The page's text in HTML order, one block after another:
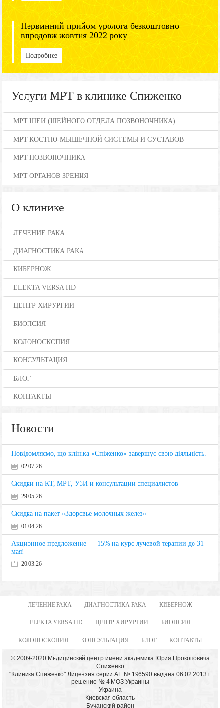
Первинний прийом уролога безкоштовно
впродовж жовтня 2022 року
Подробнее
Услуги МРТ в клинике Спиженко
МРТ ШЕИ (ШЕЙНОГО ОТДЕЛА ПОЗВОНОЧНИКА)
МРТ КОСТНО-МЫШЕЧНОЙ СИСТЕМЫ И СУСТАВОВ
МРТ ПОЗВОНОЧНИКА
МРТ ОРГАНОВ ЗРЕНИЯ
О клинике
ЛЕЧЕНИЕ РАКА
ДИАГНОСТИКА РАКА
КИБЕРНОЖ
ELEKTA VERSA HD
ЦЕНТР ХИРУРГИИ
БИОПСИЯ
КОЛОНОСКОПИЯ
КОНСУЛЬТАЦИЯ
БЛОГ
КОНТАКТЫ
Новости
Повідомляємо, що клініка «Спіженко» завершує свою діяльність.
02.07.26
Скидки на КТ, МРТ, УЗИ и консультации специалистов
29.05.26
Скидка на пакет «Здоровье молочных желез»
01.04.26
Акционное предложение — 15% на курс лучевой терапии до 31
мая!
20.03.26
ЛЕЧЕНИЕ РАКА ДИАГНОСТИКА РАКА КИБЕРНОЖ
ELEKTA VERSA HD ЦЕНТР ХИРУРГИИ БИОПСИЯ
КОЛОНОСКОПИЯ КОНСУЛЬТАЦИЯ БЛОГ КОНТАКТЫ
© 2009-2020 Медицинский центр имени академика Юрия Прокоповича
Спиженко
"Клиника Спиженко" Лицензия серии АЕ № 196590 выдана 06.02.2013 г.
решение № 4 МОЗ Украины
Украина
Киевская область
Бучанский район